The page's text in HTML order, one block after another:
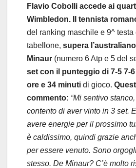
Flavio Cobolli accede ai
Wimbledon. Il tennista
del ranking maschile e 9^ testa
tabellone, supera
Minaur (numero 6 Atp e 5 del
set con il punteggio di 7-5 7-
ore e 34 minuti di gioco.
commento: “Mi sentivo
contento di aver vinto in 3 set.
avere energie per il prossimo
è caldissimo, quindi grazie
per essere venuto. Sono
stesso. De Minaur? C’è molto